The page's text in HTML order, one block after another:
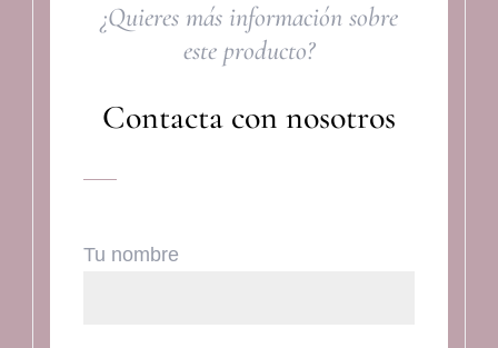
¿Quieres más información sobre
este producto?
Contacta con nosotros
Tu nombre